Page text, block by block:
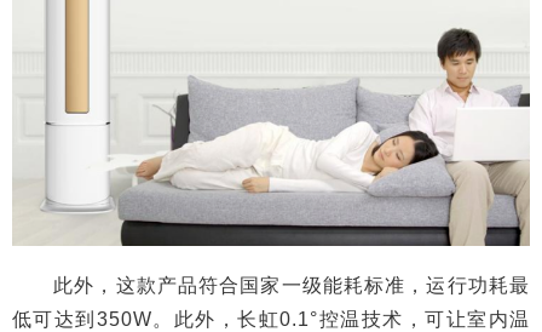
此外，这款产品符合国家一级能耗标准，运行功耗最
低可达到350W。此外，长虹0.1°控温技术，可让室内温